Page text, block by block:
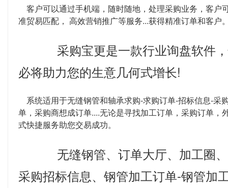
客户可以通过手机端，随时随地，处理采购业务，客户
准贸易匹配， 高效营销推广等服务...获得精准订单和客户
采购宝更是一款行业询盘软件
必将助力您的生意几何式增长!
系统适用于无缝钢管和轴承求购-求购订单-招标信息-采
单，采购商想成订单....无论是寻找加工订单，采购订单，
式快捷服务助您交易成功。
无缝钢管、订单大厅、加工圈
采购招标信息、钢管加工订单-钢管加